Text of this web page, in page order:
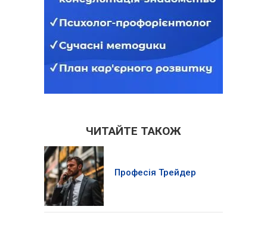
ЧИТАЙТЕ ТАКОЖ
Професія Трейдер